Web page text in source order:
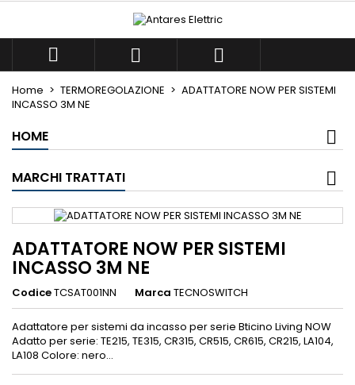
  
Home TERMOREGOLAZIONE
ADATTATORE NOW PER SISTEMI
INCASSO 3M NE
HOME
MARCHI TRATTATI
ADATTATORE NOW PER SISTEMI
INCASSO 3M NE
CodiceTCSAT001NN Marca TECNOSWITCH
Adattatore per sistemi da incasso per serie Bticino Living NOW
Adatto per serie: TE215, TE315, CR315, CR515, CR615, CR215, LA104,
LA108 Colore: nero...
Le mie liste di desideri ×
Crea nuova lista
×
×
Devi avere effettuato l'accesso per salvare dei
prodotti nella tua lista dei desideri.